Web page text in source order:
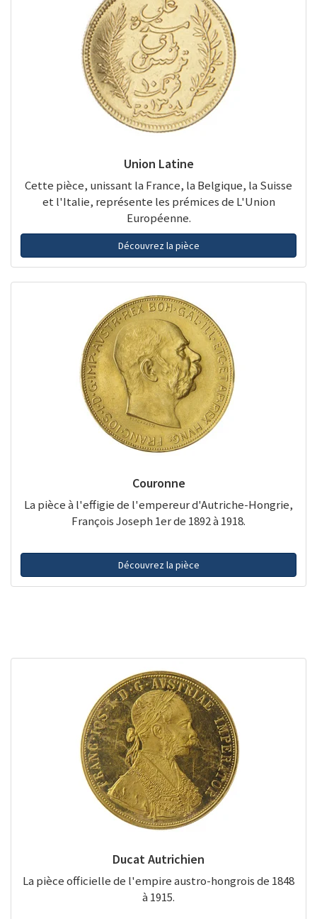
Union Latine
Cette pièce, unissant la France, la Belgique, la Suisse
et l'Italie, représente les prémices de L'Union
Européenne.
Découvrez la pièce
Couronne
La pièce à l'effigie de l'empereur d'Autriche-Hongrie,
François Joseph 1er de 1892 à 1918.
Découvrez la pièce
Ducat Autrichien
La pièce officielle de l'empire austro-hongrois de 1848
à 1915.